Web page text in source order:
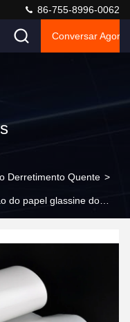
86-755-8996-0062
Conversar Agora
Derretimento Quente >
do papel glassine do